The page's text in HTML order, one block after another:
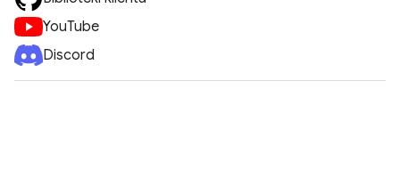
YouTube
Discord